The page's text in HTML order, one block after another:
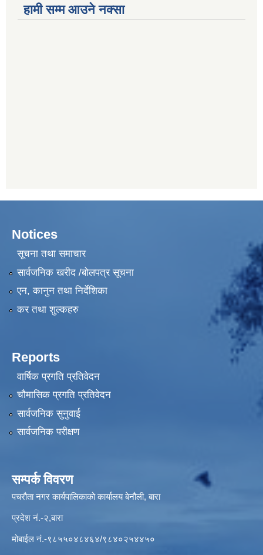
हामी सम्म आउने नक्सा
Notices
सूचना तथा समाचार
सार्वजनिक खरीद /बोलपत्र सूचना
एन, कानुन तथा निर्देशिका
कर तथा शुल्कहरु
Reports
वार्षिक प्रगति प्रतिवेदन
चौमासिक प्रगति प्रतिवेदन
सार्वजनिक सुनुवाई
सार्वजनिक परीक्षण
सम्पर्क विवरण
पचरौता नगर कार्यपालिकाको कार्यालय बेनौली, बारा
प्रदेश नं.-२,बारा
मोबाईल नं.-९८५५०४८४६४/९८४०२५४४५०